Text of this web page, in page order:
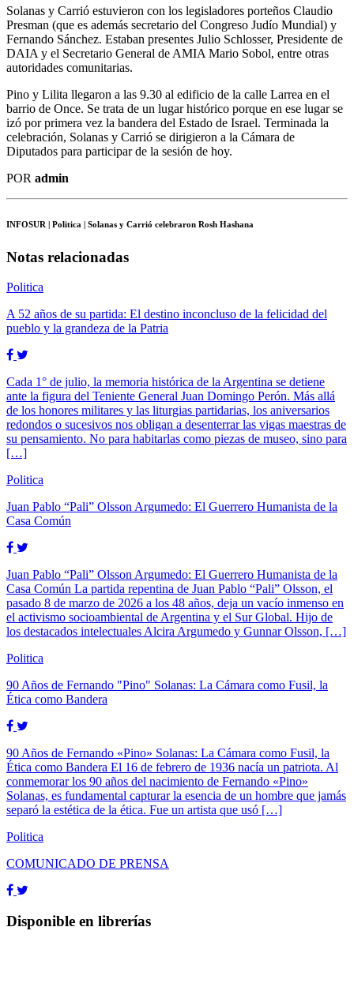
Solanas y Carrió estuvieron con los legisladores porteños Claudio
Presman (que es además secretario del Congreso Judío Mundial) y
Fernando Sánchez. Estaban presentes Julio Schlosser, Presidente de
DAIA y el Secretario General de AMIA Mario Sobol, entre otras
autoridades comunitarias.
Pino y Lilita llegaron a las 9.30 al edificio de la calle Larrea en el
barrio de Once. Se trata de un lugar histórico porque en ese lugar se
izó por primera vez la bandera del Estado de Israel. Terminada la
celebración, Solanas y Carrió se dirigieron a la Cámara de
Diputados para participar de la sesión de hoy.
POR admin
INFOSUR | Politica | Solanas y Carrió celebraron Rosh Hashana
Notas relacionadas
Politica
A 52 años de su partida: El destino inconcluso de la felicidad del
pueblo y la grandeza de la Patria
Cada 1° de julio, la memoria histórica de la Argentina se detiene
ante la figura del Teniente General Juan Domingo Perón. Más allá
de los honores militares y las liturgias partidarias, los aniversarios
redondos o sucesivos nos obligan a desenterrar las vigas maestras de
su pensamiento. No para habitarlas como piezas de museo, sino para
[…]
Politica
Juan Pablo “Pali” Olsson Argumedo: El Guerrero Humanista de la
Casa Común
Juan Pablo “Pali” Olsson Argumedo: El Guerrero Humanista de la
Casa Común La partida repentina de Juan Pablo “Pali” Olsson, el
pasado 8 de marzo de 2026 a los 48 años, deja un vacío inmenso en
el activismo socioambiental de Argentina y el Sur Global. Hijo de
los destacados intelectuales Alcira Argumedo y Gunnar Olsson, […]
Politica
90 Años de Fernando "Pino" Solanas: La Cámara como Fusil, la
Ética como Bandera
90 Años de Fernando «Pino» Solanas: La Cámara como Fusil, la
Ética como Bandera El 16 de febrero de 1936 nacía un patriota. Al
conmemorar los 90 años del nacimiento de Fernando «Pino»
Solanas, es fundamental capturar la esencia de un hombre que jamás
separó la estética de la ética. Fue un artista que usó […]
Politica
COMUNICADO DE PRENSA
Disponible en librerías